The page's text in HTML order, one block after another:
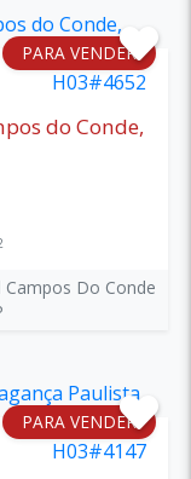
PARA VENDER
H03#4652
do Conde,
Do Conde
PARA VENDER
H03#4147